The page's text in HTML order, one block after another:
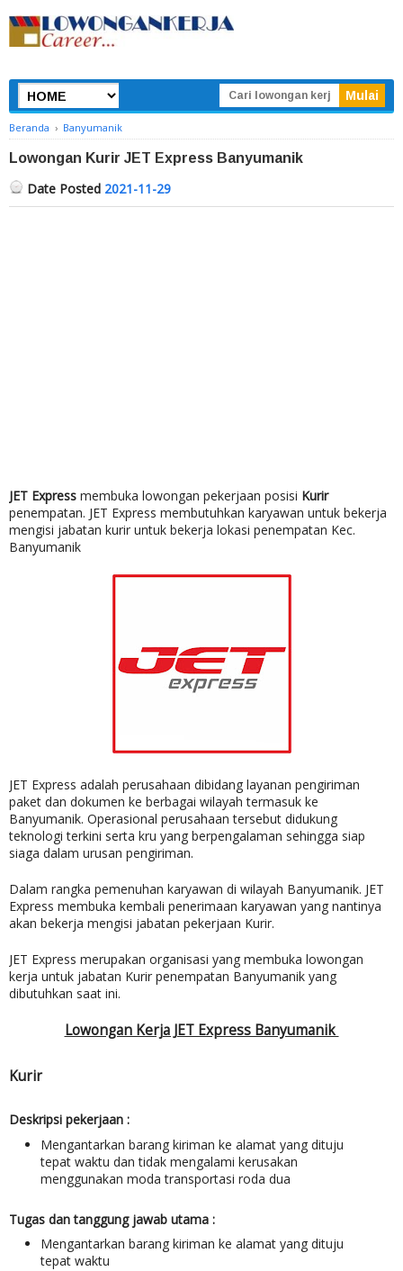
Beranda › Banyumanik
Lowongan Kurir JET Express Banyumanik
Date Posted 2021-11-29
JET Express membuka lowongan pekerjaan posisi Kurir
penempatan. JET Express membutuhkan karyawan untuk bekerja
mengisi jabatan kurir untuk bekerja lokasi penempatan Kec.
Banyumanik
JET Express adalah perusahaan dibidang layanan pengiriman
paket dan dokumen ke berbagai wilayah termasuk ke
Banyumanik. Operasional perusahaan tersebut didukung
teknologi terkini serta kru yang berpengalaman sehingga siap
siaga dalam urusan pengiriman.
Dalam rangka pemenuhan karyawan di wilayah Banyumanik. JET
Express membuka kembali penerimaan karyawan yang nantinya
akan bekerja mengisi jabatan pekerjaan Kurir.
JET Express merupakan organisasi yang membuka lowongan
kerja untuk jabatan Kurir penempatan Banyumanik yang
dibutuhkan saat ini.
Lowongan Kerja JET Express Banyumanik
Kurir
Deskripsi pekerjaan :
Mengantarkan barang kiriman ke alamat yang dituju
tepat waktu dan tidak mengalami kerusakan
menggunakan moda transportasi roda dua
Tugas dan tanggung jawab utama :
Mengantarkan barang kiriman ke alamat yang dituju
tepat waktu